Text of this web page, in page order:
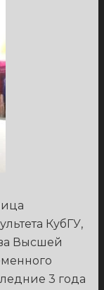
КубГУ,
Высшей
3 года